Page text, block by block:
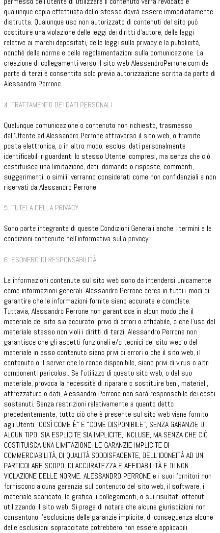
qualunque copia effettuata dello stesso dovrà essere immediatamente
distrutta. Qualunque uso non autorizzato di contenuti del sito può
costituire una violazione delle leggi dei diritti d’autore, delle leggi
relative ai marchi depositati, delle leggi sulla privacy e la pubblicità,
nonché delle norme e delle regolamentazioni sulla comunicazione. La
creazione di collegamenti verso il sito web AlessandroPerrone.com da
parte di terzi è consentita solo previa autorizzazione scritta da parte di
Alessandro Perrone.
4. TRATTAMENTO DEI DATI PERSONALI
Qualunque comunicazione o contenuto non richiesto, trasmesso
dall’Utente ad Alessandro Perrone attraverso il sito web, o tramite
posta elettronica, o in altro modo, esclusi dati personalmente
identificabili riguardanti lo stesso Utente, compresi, ma senza che ciò
costituisca una limitazione, dati, domande o risposte, commenti,
suggerimenti, o simili, verranno considerati come non confidenziali e non
riservati da Alessandro Perrone.
5. TUTELA DELLA PRIVACY
Sono parte integrante di queste Condizioni Generali anche i termini e le
condizioni contenute nell’informativa sulla privacy.
6. ESONERO DI RESPONSABILITÀ
Le informazioni contenute sul sito web sono da intendersi unicamente
come informazioni generali. Alessandro Perrone cerca in tutti i modi di
garantire che le informazioni fornite siano accurate e complete.
Tuttavia, Alessandro Perrone non garantisce in alcun modo che il
materiale del sito sia accurato, privo di errori o affidabile, o che l’uso del
materiale stesso non violi i diritti di terzi. Alessandro Perrone non
garantisce che gli aspetti funzionali e/o tecnici del sito web o del
materiale in esso contenuto siano privi di errori o che il sito web, il
contenuto o il server che lo rende disponibile, siano privi di virus o altri
componenti pericolosi. Se l’utilizzo di questo sito web, o del suo
materiale, provoca la necessità di riparare o sostituire beni, materiali,
attrezzature o dati, Alessandro Perrone non sarà responsabile dei costi
sostenuti. Senza restrizioni relativamente a quanto detto
precedentemente, tutto ciò che è presente sul sito web viene fornito
agli Utenti “COSÌ COME È” E “COME DISPONIBILE”, SENZA GARANZIE DI
ALCUN TIPO, SIA ESPLICITE SIA IMPLICITE, INCLUSE, MA SENZA CHE CIÒ
COSTITUISCA UNA LIMITAZIONE, LE GARANZIE IMPLICITE DI
COMMERCIABILITÀ, DI QUALITÀ SODDISFACENTE, DELL’IDONEITÀ AD UN
PARTICOLARE SCOPO, DI ACCURATEZZA E AFFIDABILITÀ E DI NON
VIOLAZIONE DELLE NORME. ALESSANDRO PERRONE e i suoi fornitori non
forniscono alcuna garanzia sul contenuto del sito web, il software, il
materiale scaricato, la grafica, i collegamenti, o sui risultati ottenuti
utilizzando il sito web. Si prega di notare che alcune giurisdizioni non
consentono l’esclusione delle garanzie implicite, di conseguenza alcune
delle esclusioni sopraccitate potrebbero non essere applicabili.